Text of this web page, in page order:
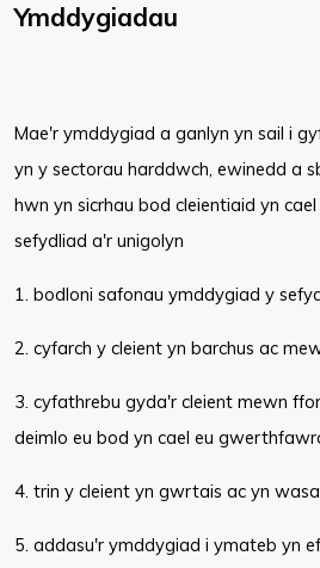
Ymddygiadau
Mae'r ymddygiad a ganlyn yn sail i
yn y sectorau harddwch, ewinedd a
hwn yn sicrhau bod cleientiaid yn
sefydliad a'r unigolyn
1. bodloni safonau ymddygiad y
2. cyfarch y cleient yn barchus ac
3. cyfathrebu gyda'r cleient mewn
deimlo eu bod yn cael eu
4. trin y cleient yn gwrtais ac yn
5. addasu'r ymddygiad i ymateb yn